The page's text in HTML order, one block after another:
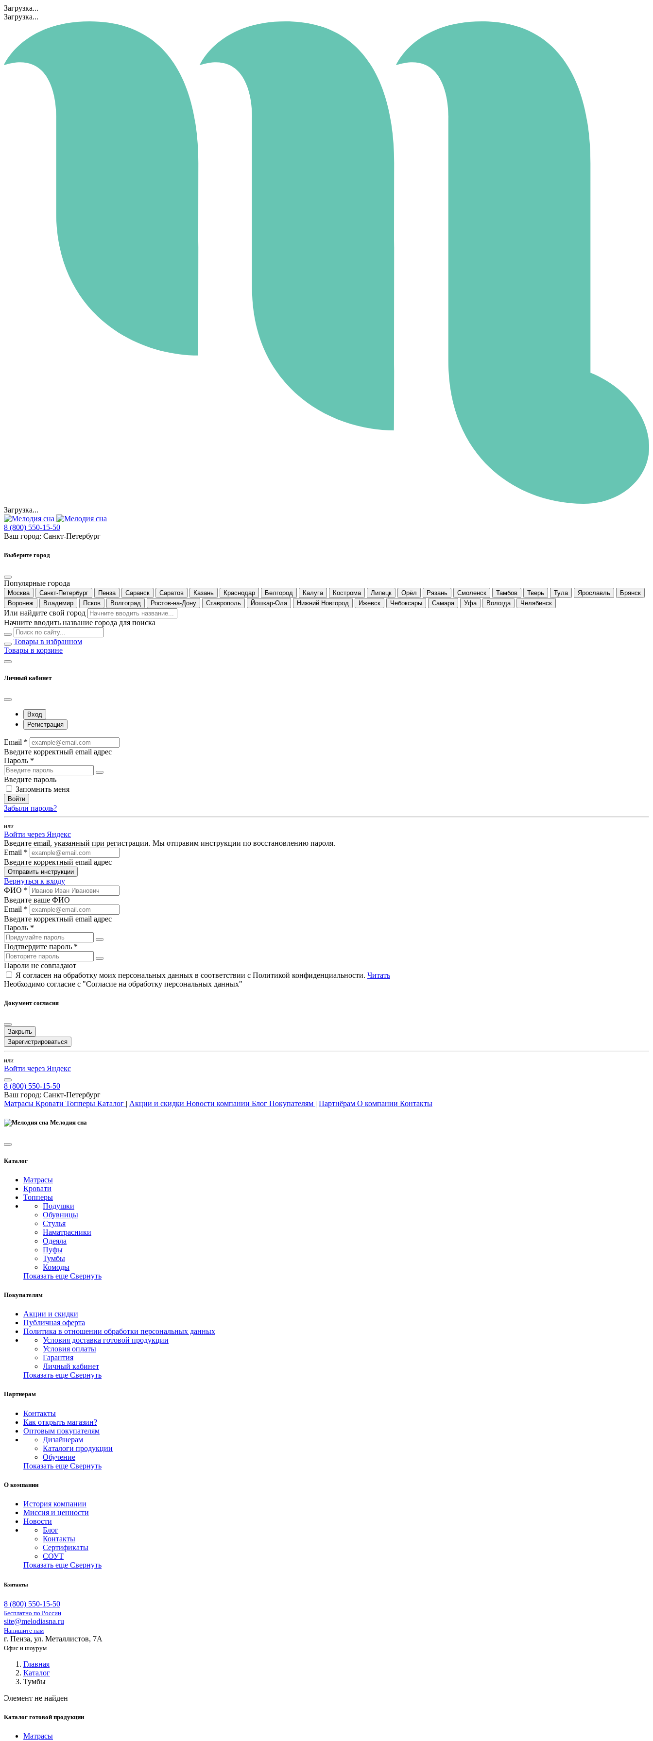
Загрузка...
Загрузка...
Загрузка...
8 (800) 550-15-50
Ваш город: Санкт-Петербург
Выберите город
Популярные города
Москва Санкт-Петербург Пенза Саранск Саратов Казань Краснодар Белгород Калуга Кострома Липецк Орёл Рязань Смоленск Тамбов Тверь Тула Ярославль
Брянск
Воронеж
Владимир Псков Волгоград Ростов-на-Дону Ставрополь Йошкар-Ола Нижний Новгород Ижевск Чебоксары Самара Уфа Вологда Челябинск
Или найдите свой город
Начните вводить название города для поиска
Товары в избранном
Товары в корзине
Личный кабинет
Вход
Регистрация
Email *
Введите корректный email адрес
Пароль *
Введите пароль
Запомнить меня
Войти
Забыли пароль?
или
Войти через Яндекс
Введите email, указанный при регистрации. Мы отправим инструкции по восстановлению пароля.
Email *
Введите корректный email адрес
Отправить инструкции
Вернуться к входу
ФИО *
Введите ваше ФИО
Email *
Введите корректный email адрес
Пароль *
Подтвердите пароль *
Пароли не совпадают
Я согласен на обработку моих персональных данных в соответствии с Политикой конфиденциальности. Читать
Необходимо согласие с "Согласие на обработку персональных данных"
Документ согласия
Закрыть
Зарегистрироваться
или
Войти через Яндекс
8 (800) 550-15-50
Ваш город: Санкт-Петербург
Матрасы Кровати Топперы Каталог | Акции и скидки Новости компании Блог Покупателям | Партнёрам О компании Контакты
Мелодия сна
Каталог
Матрасы
Кровати
Топперы
Подушки
Обувницы
Стулья
Наматрасники
Одеяла
Пуфы
Тумбы
Комоды
Показать еще Свернуть
Покупателям
Акции и скидки
Публичная оферта
Политика в отношении обработки персональных данных
Условия доставка готовой продукции
Условия оплаты
Гарантия
Личный кабинет
Показать еще Свернуть
Партнерам
Контакты
Как открыть магазин?
Оптовым покупателям
Дизайнерам
Каталоги продукции
Обучение
Показать еще Свернуть
О компании
История компании
Миссия и ценности
Новости
Блог
Контакты
Сертификаты
СОУТ
Показать еще Свернуть
Контакты
8 (800) 550-15-50
Бесплатно по России
site@melodiasna.ru
Напишите нам
г. Пенза, ул. Металлистов, 7А
Офис и шоурум
Главная
Каталог
Тумбы
Элемент не найден
Каталог готовой продукции
Матрасы